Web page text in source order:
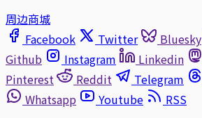
周边商城
Facebook
Twitter Bluesky
Github
Instagram Linkedin
Pinterest
Reddit Telegram
Whatsapp
Youtube
RSS